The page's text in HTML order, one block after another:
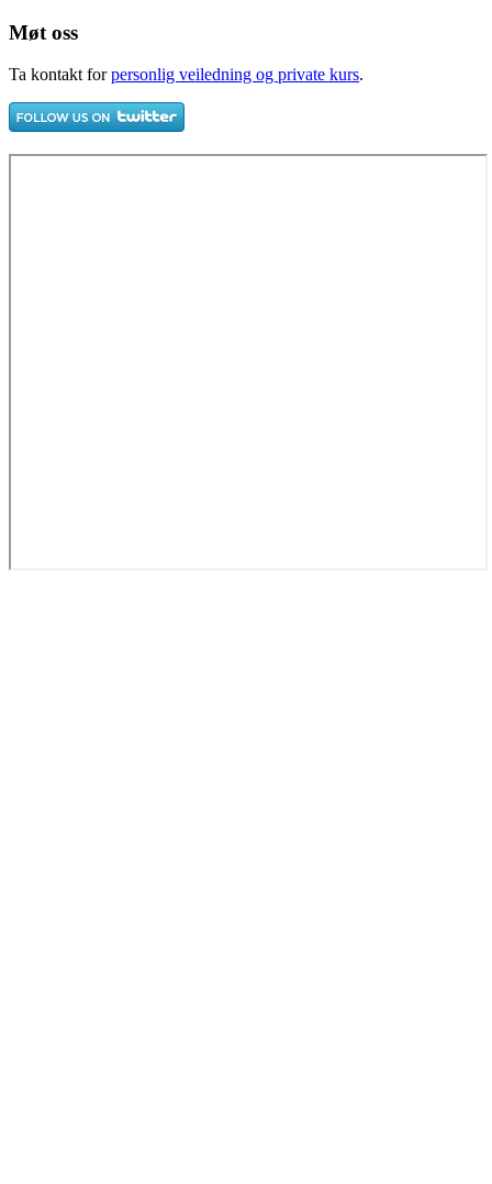
Møt oss
Ta kontakt forpersonlig veiledning og private kurs.